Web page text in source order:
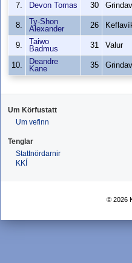
7. Devon Tomas 30
8.
Ty-Shon
Alexander
26
9.
Taiwo
Badmus
31 Valur
10.
Deandre
Kane
35
Um Körfustatt
Um vefinn
Tenglar
Stattnördarnir
KKÍ
© 2026